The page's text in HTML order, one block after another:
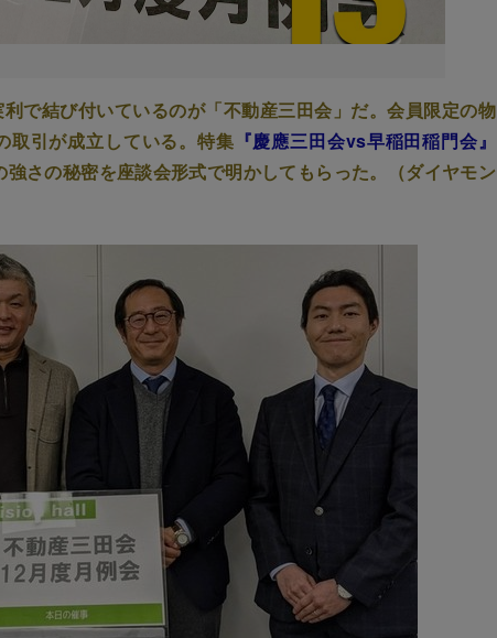
で結び付いているのが「不動産三田会」だ。会員限定の物
取引が成立している。特集 『慶應三田会vs早稲田稲門会』
強さの秘密を座談会形式で明かしてもらった。（ダイヤモン